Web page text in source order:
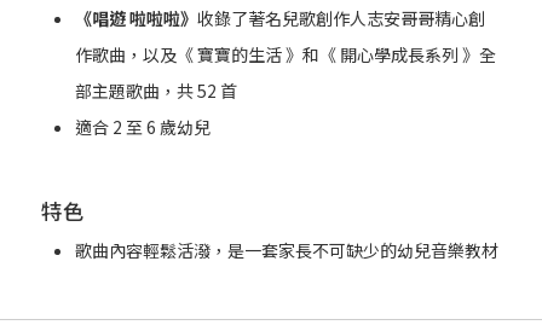
《唱遊 啦啦啦》 收錄了著名兒歌創作人志安哥哥精心創
作歌曲，以及《 寶寶的生活 》和《 開心學成長系列 》全
部主題歌曲，共 52 首
適合 2 至 6 歲幼兒
特色
歌曲內容輕鬆活潑，是一套家長不可缺少的幼兒音樂教材